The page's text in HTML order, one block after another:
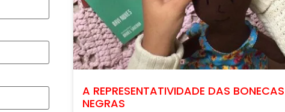
A REPRESENTATIVIDADE DAS BONECAS
NEGRAS